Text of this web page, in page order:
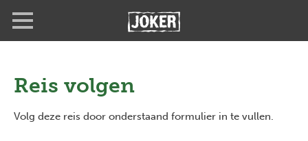
gaanReis volgen
Volg deze reis door onderstaand formulier in te vullen.